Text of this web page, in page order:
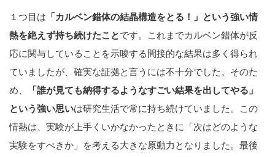
１つ目は 「カルベン錯体の結晶構造をとる！」という強い情
熱を絶えず持ち続けたことです。これまでカルベン錯体が反
応に関与していることを示唆する間接的な結果は多く得られ
ていましたが、確実な証拠と言うには不十分でした。そのた
め、
「誰が見ても納得するようなすごい結果を出してやる」
という強い思いは研究生活で常に持ち続けていました。この
情熱は、実験が上手くいかなかったときに「次はどのような
実験をすべきか」を考える大きな原動力となりました。最後